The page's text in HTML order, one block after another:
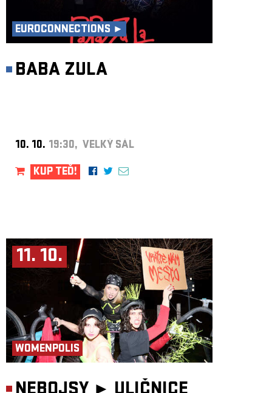
EUROCONNECTIONS ►
BABA ZULA
10. 10. 19:30, VELKÝ SÁL
KUP TEĎ!
11. 10.
WOMENPOLIS